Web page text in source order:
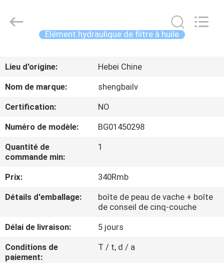
PRODUITS
AU
DE
NOUS
VISITE
D'USINE
ECER
Élément hydraulique de filtre à huile
Lieu d'origine:
Hebei Chine
Nom de marque:
shengbailv
Certification:
NO
Numéro de modèle:
BG01450298
Quantité de
commande min:
1
Prix:
340Rmb
Détails d'emballage:
boîte de peau de vache + boîte
de conseil de cinq-couche
Délai de livraison:
5 jours
Conditions de
paiement:
T / t, d / a